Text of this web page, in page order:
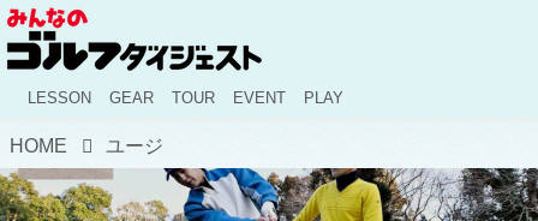
LESSON GEAR TOUR EVENT PLAY
HOME ユージ